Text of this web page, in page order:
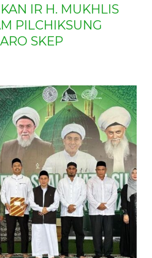
IR H. MUKHLIS
PILCHIKSUNG
SKEP